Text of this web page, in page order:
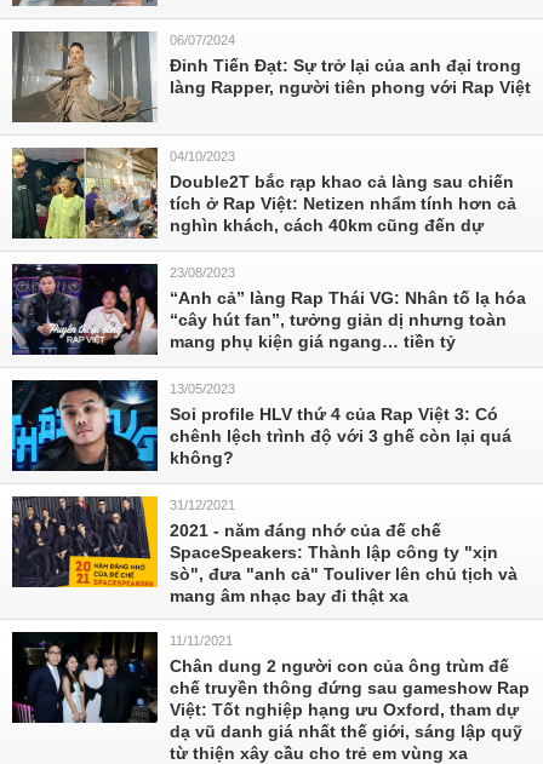
06/07/2024
Đinh Tiến Đạt: Sự trở lại của anh đại trong
làng Rapper, người tiên phong với Rap Việt
04/10/2023
Double2T bắc rạp khao cả làng sau chiến
tích ở Rap Việt: Netizen nhẩm tính hơn cả
nghìn khách, cách 40km cũng đến dự
23/08/2023
“Anh cả” làng Rap Thái VG: Nhân tố lạ hóa
“cây hút fan”, tưởng giản dị nhưng toàn
mang phụ kiện giá ngang… tiền tỷ
13/05/2023
Soi profile HLV thứ 4 của Rap Việt 3: Có
chênh lệch trình độ với 3 ghế còn lại quá
không?
31/12/2021
2021 - năm đáng nhớ của đế chế
SpaceSpeakers: Thành lập công ty "xịn
sò", đưa "anh cả" Touliver lên chủ tịch và
mang âm nhạc bay đi thật xa
11/11/2021
Chân dung 2 người con của ông trùm đế
chế truyền thông đứng sau gameshow Rap
Việt: Tốt nghiệp hạng ưu Oxford, tham dự
dạ vũ danh giá nhất thế giới, sáng lập quỹ
từ thiện xây cầu cho trẻ em vùng xa